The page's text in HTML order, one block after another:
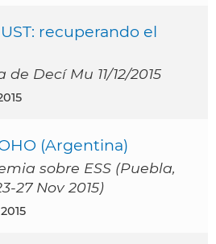
recuperando el
Decí Mu 11/12/2015
(Argentina)
sobre ESS (Puebla,
27 Nov 2015)